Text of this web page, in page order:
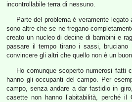
incontrollabile terra di nessuno.
Parte del problema è veramente
sono altre che se ne fregano
creato un nucleo di decine di bambini e
passare il tempo tirano i sassi,
convincere gli altri che quello non è un
Ho comunque scoperto numerosi fatti
hanno gli occupanti del campo. Per
campo, senza andare a dar fastidio in
casette non hanno l’abitabilità,